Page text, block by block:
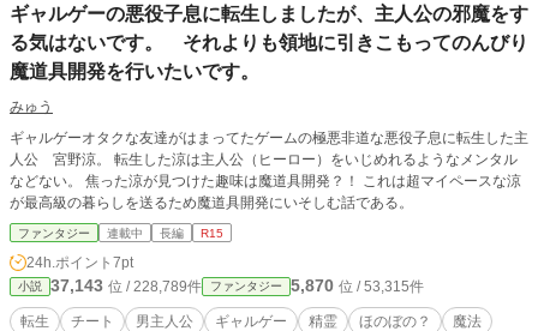
ギャルゲーの悪役子息に転生しましたが、主人公の邪魔をす
る気はないです。 それよりも領地に引きこもってのんびり
魔道具開発を行いたいです。
みゅう
ギャルゲーオタクな友達がはまってたゲームの極悪非道な悪役子息に転生した主
人公 宮野涼。 転生した涼は主人公（ヒーロー）をいじめれるようなメンタル
などない。 焦った涼が見つけた趣味は魔道具開発？！ これは超マイペースな涼
が最高級の暮らしを送るため魔道具開発にいそしむ話である。
ファンタジー 連載中 長編 R15
24h.ポイント 7pt
小説 37,143 位 / 228,789件 ファンタジー 5,870 位 / 53,315件
転生 チート 男主人公 ギャルゲー 精霊 ほのぼの？
魔法